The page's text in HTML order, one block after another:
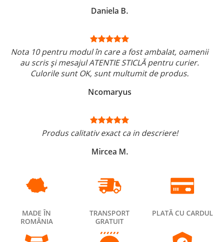
Daniela B.
Nota 10 pentru modul în care a fost ambalat, oamenii
au scris și mesajul ATENTIE STICLĂ pentru curier.
Culorile sunt OK, sunt multumit de produs.
Ncomaryus
Produs calitativ exact ca in descriere!
Mircea M.
MADE ÎN
ROMÂNIA
TRANSPORT
GRATUIT
PLATĂ CU CARDUL